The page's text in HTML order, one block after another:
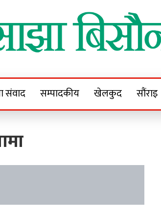
Bisaunee
संवाद सम्पादकीय खेलकुद सौंराइ